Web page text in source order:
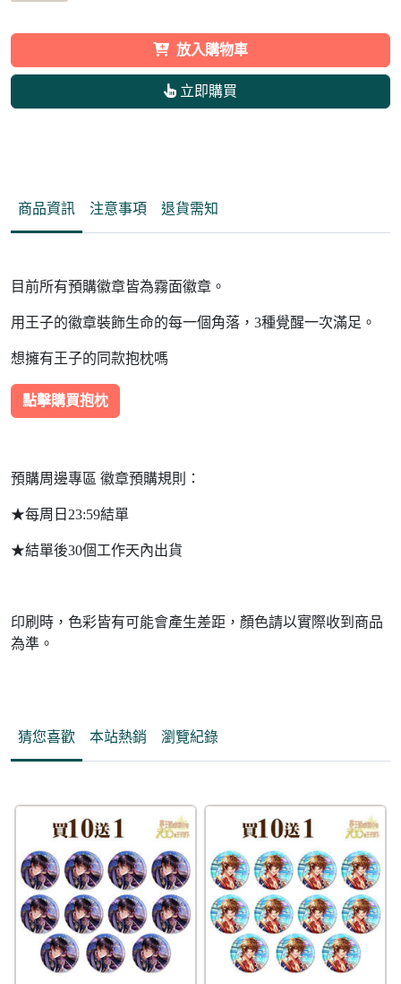
放入購物車
立即購買
商品資訊 注意事項 退貨需知
目前所有預購徽章皆為霧面徽章。
用王子的徽章裝飾生命的每一個角落，3種覺醒一次滿足。
想擁有王子的同款抱枕嗎
點擊購買抱枕
預購周邊專區 徽章預購規則：
★每周日23:59結單
★結單後30個工作天內出貨
印刷時，色彩皆有可能會產生差距，顏色請以實際收到商品
為準。
猜您喜歡 本站熱銷 瀏覽紀錄